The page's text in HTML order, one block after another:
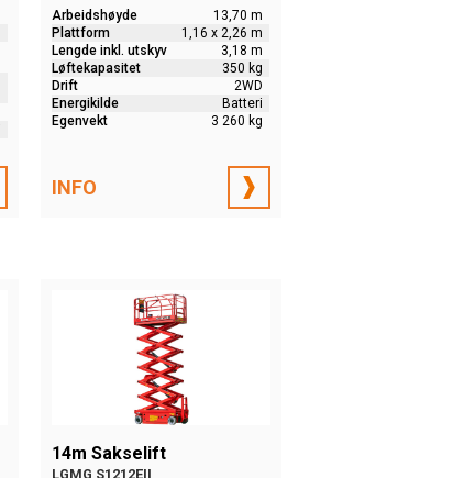
Arbeidshøyde
13,70 m
Plattform
1,16 x 2,26 m
Lengde inkl. utskyv
3,18 m
Løftekapasitet
350 kg
Drift
2WD
Energikilde
Batteri
Egenvekt
3 260 kg
INFO
14m Sakselift
LGMG S1212EII